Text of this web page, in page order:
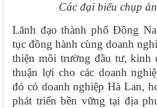
Các đại biểu chụp
Lãnh đạo thành phố Đồng
tục đồng hành cùng doanh
thiện môi trường đầu tư, kinh
thuận lợi cho các doanh
đó có doanh nghiệp Hà Lan,
phát triển bền vững tại địa